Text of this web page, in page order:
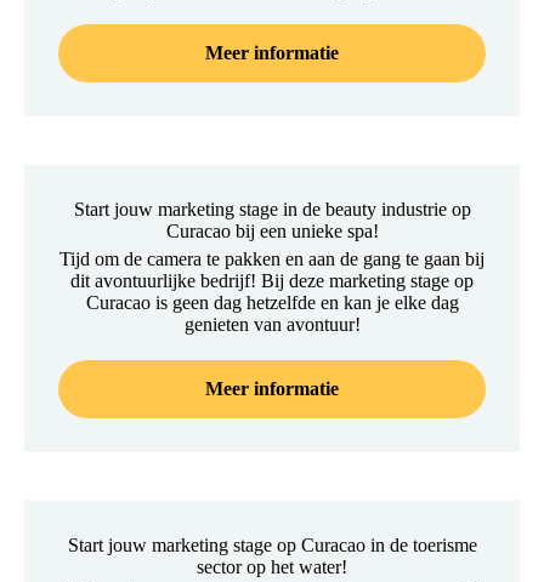
Meer informatie
Start jouw marketing stage in de beauty industrie op
Curacao bij een unieke spa!
Tijd om de camera te pakken en aan de gang te gaan bij
dit avontuurlijke bedrijf! Bij deze marketing stage op
Curacao is geen dag hetzelfde en kan je elke dag
genieten van avontuur!
Meer informatie
Start jouw marketing stage op Curacao in de toerisme
sector op het water!